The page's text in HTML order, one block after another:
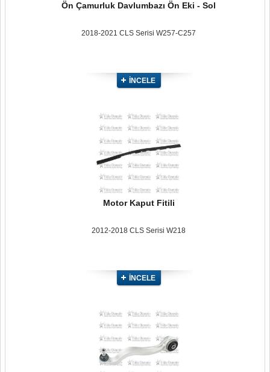
Ön Çamurluk Davlumbazı Ön Eki - Sol
2018-2021 CLS Serisi W257-C257
İNCELE
Motor Kaput Fitili
2012-2018 CLS Serisi W218
İNCELE